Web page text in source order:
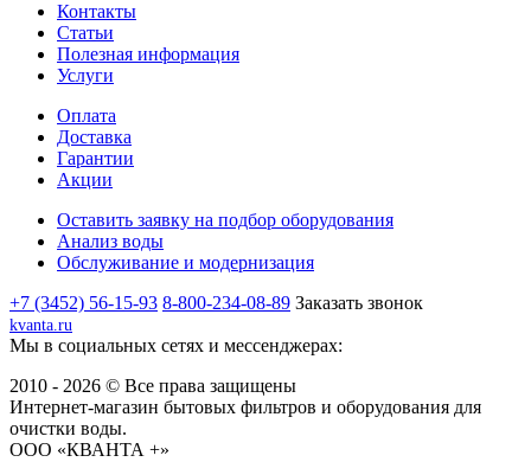
Контакты
Статьи
Полезная информация
Услуги
Оплата
Доставка
Гарантии
Акции
Оставить заявку на подбор оборудования
Анализ воды
Обслуживание и модернизация
+7 (3452) 56-15-93 8-800-234-08-89 Заказать звонок
kvanta.ru
Мы в социальных сетях и мессенджерах:
2010 - 2026 © Все права защищены
Интернет-магазин бытовых фильтров и оборудования для
очистки воды.
ООО «КВАНТА +»